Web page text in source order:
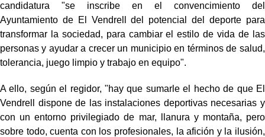
candidatura "se inscribe en el convencimiento del
Ayuntamiento de El Vendrell del potencial del deporte para
transformar la sociedad, para cambiar el estilo de vida de las
personas y ayudar a crecer un municipio en términos de salud,
tolerancia, juego limpio y trabajo en equipo".
A ello, según el regidor, "hay que sumarle el hecho de que El
Vendrell dispone de las instalaciones deportivas necesarias y
con un entorno privilegiado de mar, llanura y montaña, pero
sobre todo, cuenta con los profesionales, la afición y la ilusión,